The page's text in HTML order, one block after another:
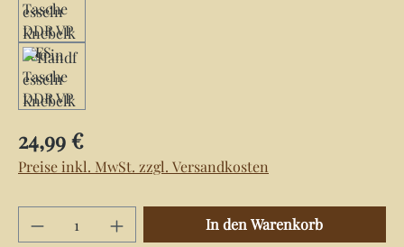
Regulärer Preis:
24,99 €
Preise inkl. MwSt. zzgl. Versandkosten
Produkt Anzahl: Gib den gewünschten
In den Warenkorb